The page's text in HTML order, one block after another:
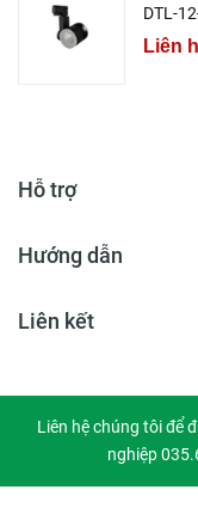
DTL-
Liên
Hỗ trợ
Hướng dẫn
Liên kết
Liên hệ chúng tôi để
nghiệp